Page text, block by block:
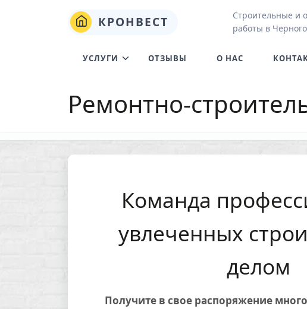
КРОНВЕСТ
Строительные и
работы в
УСЛУГИ ОТЗЫВЫ О НАС
Ремонтно-
Команда
увлеченных
делом
Получите в свое распоряжение